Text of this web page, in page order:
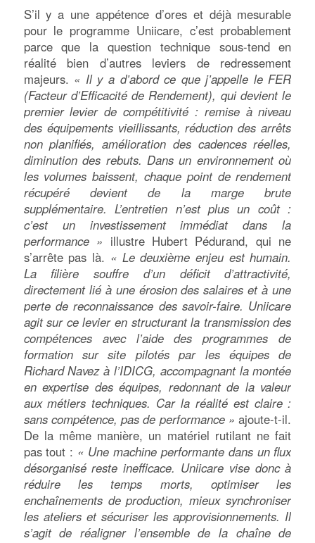
S’il y a une appétence d’ores et déjà mesurable
pour le programme Uniicare, c’est probablement
parce que la question technique sous-tend en
réalité bien d’autres leviers de redressement
majeurs. « Il y a d’abord ce que j’appelle le FER
(Facteur d’Efficacité de Rendement), qui devient le
premier levier de compétitivité : remise à niveau
des équipements vieillissants, réduction des arrêts
non planifiés, amélioration des cadences réelles,
diminution des rebuts. Dans un environnement où
les volumes baissent, chaque point de rendement
récupéré devient de la marge brute
supplémentaire. L’entretien n’est plus un coût :
c’est un investissement immédiat dans la
performance » illustre Hubert Pédurand, qui ne
s’arrête pas là. « Le deuxième enjeu est humain.
La filière souffre d’un déficit d’attractivité,
directement lié à une érosion des salaires et à une
perte de reconnaissance des savoir-faire. Uniicare
agit sur ce levier en structurant la transmission des
compétences avec l’aide des programmes de
formation sur site pilotés par les équipes de
Richard Navez à l’IDICG, accompagnant la montée
en expertise des équipes, redonnant de la valeur
aux métiers techniques. Car la réalité est claire :
sans compétence, pas de performance » ajoute-t-il.
De la même manière, un matériel rutilant ne fait
pas tout : « Une machine performante dans un flux
désorganisé reste inefficace. Uniicare vise donc à
réduire les temps morts, optimiser les
enchaînements de production, mieux synchroniser
les ateliers et sécuriser les approvisionnements. Il
s’agit de réaligner l’ensemble de la chaîne de